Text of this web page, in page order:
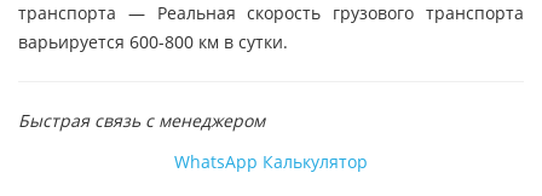
транспорта — Реальная скорость грузового транспорта
варьируется 600-800 км в сутки.
Быстрая связь с менеджером
WhatsApp Калькулятор